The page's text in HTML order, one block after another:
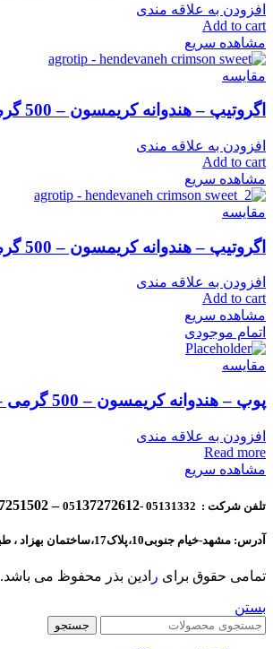
افزودن به علاقه مندی
Add to cart
مشاهده سریع
مقایسه
اگروتیپ – هندوانه کریمسون – 500 گرمی – 2021
افزودن به علاقه مندی
Add to cart
مشاهده سریع
مقایسه
اگروتیپ – هندوانه کریمسون – 500 گرمی – 2019
افزودن به علاقه مندی
Add to cart
مشاهده سریع
اتمام موجودی
مقایسه
پوپ – هندوانه کریمسون – 500 گرمی – 2024
افزودن به علاقه مندی
Read more
مشاهده سریع
تلفن شرکت : 05131332 -05 137272612 – 05137251502
آدرس: مشهد-خیام جنوبی10،پلاک17،ساختمان بهزاد ، طبقه دوم ، واحد6
تمامی حقوق برای ر ادین بذر محفوظ می باشد.
بستن
جستجو